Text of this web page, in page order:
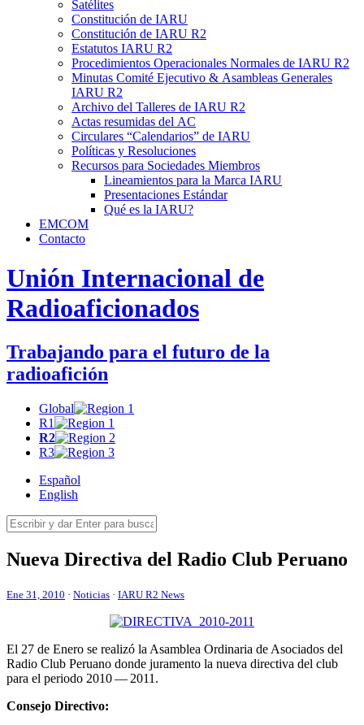
Satélites
Constitución de IARU
Constitución de IARU R2
Estatutos IARU R2
Procedimientos Operacionales Normales de IARU R2
Minutas Comité Ejecutivo & Asambleas Generales
IARU R2
Archivo del Talleres de IARU R2
Actas resumidas del AC
Circulares “Calendarios” de IARU
Políticas y Resoluciones
Recursos para Sociedades Miembros
Lineamientos para la Marca IARU
Presentaciones Estándar
Qué es la IARU?
EMCOM
Contacto
Unión Internacional de
Radioaficionados
Trabajando para el futuro de la
radioafición
Global
R1
R2
R3
Español
English
Nueva Directiva del Radio Club Peruano
Ene 31, 2010 · Noticias · IARU R2 News
El 27 de Enero se realizó la Asamblea Ordinaria de Asociados del
Radio Club Peruano donde juramento la nueva directiva del club
para el periodo 2010 — 2011.
Consejo Directivo: